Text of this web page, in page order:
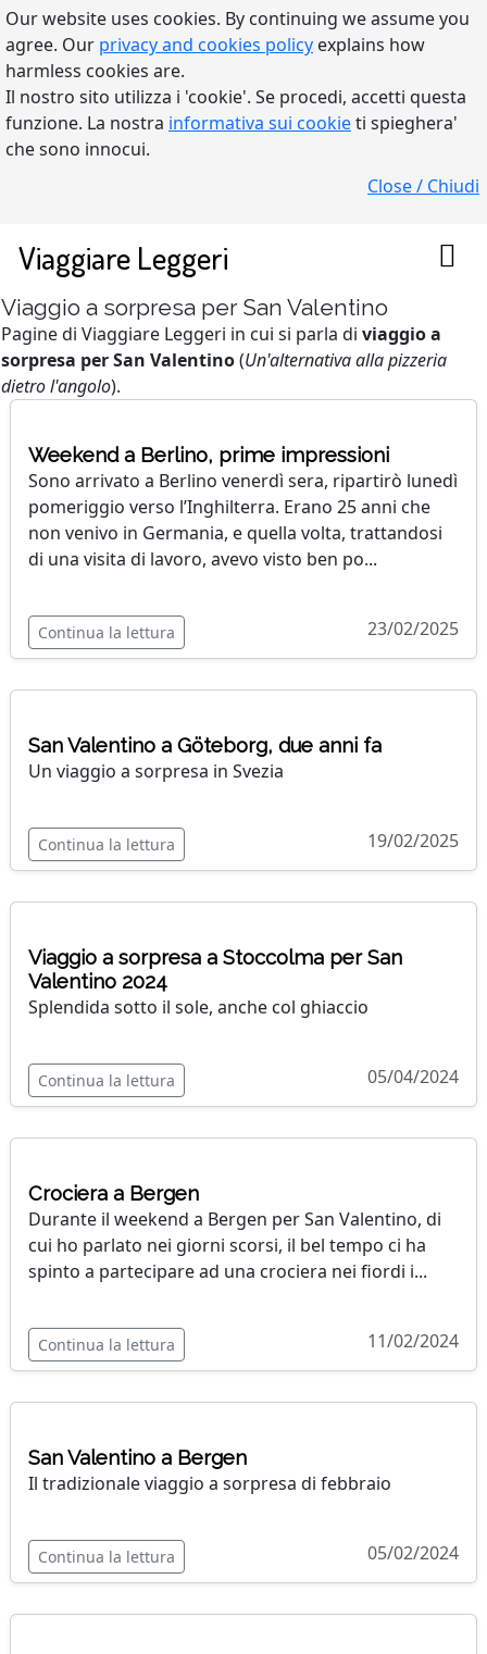
Our website uses cookies. By continuing we assume you
agree. Our privacy and cookies policy explains how
harmless cookies are.
Il nostro sito utilizza i 'cookie'. Se procedi, accetti questa
funzione. La nostra informativa sui cookieti spieghera'
che sono innocui.
Close / Chiudi
Viaggiare Leggeri
Viaggio a sorpresa per San Valentino
Pagine di Viaggiare Leggeri in cui si parla di viaggio a
sorpresa per San Valentino(Un'alternativa alla pizzeria
dietro l'angolo).
Weekend a Berlino, prime impressioni
Sono arrivato a Berlino venerdì sera, ripartirò lunedì
pomeriggio verso l’Inghilterra. Erano 25 anni che
non venivo in Germania, e quella volta, trattandosi
di una visita di lavoro, avevo visto ben po...
Continua la lettura 23/02/2025
San Valentino a Göteborg, due anni fa
Un viaggio a sorpresa in Svezia
Continua la lettura 19/02/2025
Viaggio a sorpresa a Stoccolma per San
Valentino 2024
Splendida sotto il sole, anche col ghiaccio
Continua la lettura 05/04/2024
Crociera a Bergen
Durante il weekend a Bergen per San Valentino, di
cui ho parlato nei giorni scorsi, il bel tempo ci ha
spinto a partecipare ad una crociera nei fiordi i...
Continua la lettura 11/02/2024
San Valentino a Bergen
Il tradizionale viaggio a sorpresa di febbraio
Continua la lettura 05/02/2024